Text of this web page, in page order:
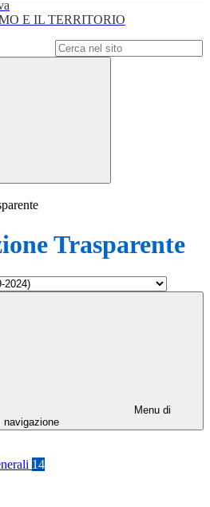
E IL TERRITORIO
Trasparente
Menu di
navigazione
14